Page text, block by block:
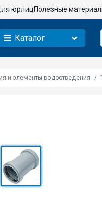
юрлицПолезные
Каталог
и элементы водоотведения